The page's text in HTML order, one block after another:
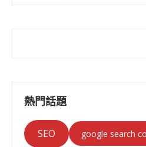
熱門話題
SEO google search